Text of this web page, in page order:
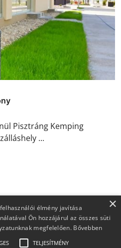
Pisztráng Kemping
...
×
élmény javítása
Ön hozzájárul az összes süti
megfelelően. Bővebben
TELJESÍTMÉNY